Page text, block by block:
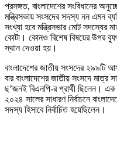
প্রসঙ্গত, বাংলাদেশের সংবিধানের
মন্ত্রিসভায় সংসদের সদস্য নন এমন
সংখ্যা হবে মন্ত্রিসভার মোট সদস্যের
কোটা। কোনও বিশেষ বিষয়ের উপর
স্থান দেওয়া হয়।
বাংলাদেশের জাতীয় সংসদের ২৯৯টি
বার বাংলাদেশের জাতীয় সংসদে মাত্র
ছ’জনই বিএনপি-র প্রার্থী ছিলেন।
২০২৪ সালের সাধারণ নির্বাচনে
সদস্য হিসাবে নির্বাচিত হয়েছিলেন।